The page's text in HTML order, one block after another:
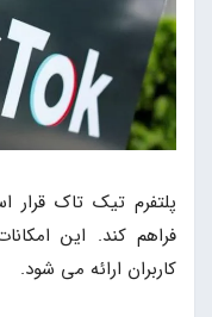
پلتفرم تیک تاک قرار
فراهم کند. این
کاربران ارائه می شود.